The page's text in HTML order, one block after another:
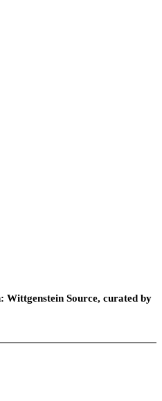
Wittgenstein Source, curated by